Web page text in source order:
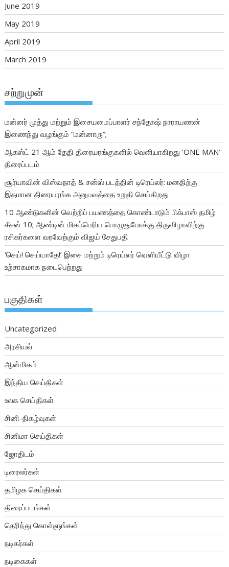
June 2019
May 2019
April 2019
March 2019
சற்றுமுன்
மன்னர் முத்து மற்றும் இசையமைப்பாளர் சந்தோஷ் நாராயணன்
இணைந்து வழங்கும் “மன்னாரு”;
ஆகஸ்ட் 21 ஆம் தேதி திரையரங்குகளில் வெளியாகிறது ‘ONE MAN’
திரைப்படம்
சூர்யாவின் விஸ்வநாத் & சன்ஸ் படத்தின் டிரெய்லர்: மனதிற்கு
இதமான திரையரங்க அனுபவத்தை உறுதி செய்கிறது
10 ஆண்டுகளின் வெற்றிப் பயணத்தை கொண்டாடும் பிக்பாஸ் தமிழ்
சீசன் 10; ஆண்டின் மிகப்பெரிய பொழுதுபோக்கு திருவிழாவிற்கு
ரசிகர்களை வரவேற்கும் விஜய் சேதுபதி
‘செய்! செய்யாதே!’ இசை மற்றும் டிரெய்லர் வெளியீட்டு விழா
உற்சாகமாக நடைபெற்றது
பகுதிகள்
Uncategorized
அரசியல்
ஆன்மிகம்
இந்திய செய்திகள்
உலக செய்திகள்
சினி-நிகழ்வுகள்
சினிமா செய்திகள்
ஜோதிடம்
டிரைலர்கள்
தமிழக செய்திகள்
திரைப்படங்கள்
தெரிந்து கொள்ளுங்கள்
நடிகர்கள்
நடிகைகள்